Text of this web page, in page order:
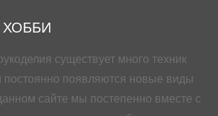
существует много техник
постоянно появляются новые виды
сайте мы постепенно вместе с